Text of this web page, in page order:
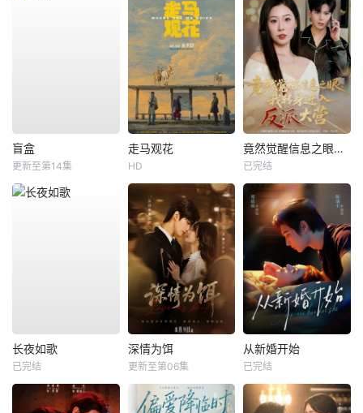
盲盒
更新至第14集
走马观花
HD
竟然觉醒信息之眼，我转身进入反派大营
已完结
长夜如歌
已完结
深情为饵
更新至第06集
从新婚开始
已完结